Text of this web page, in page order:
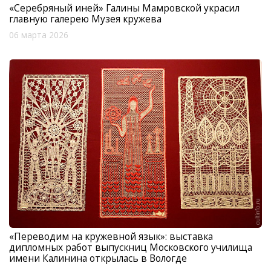
«Серебряный иней» Галины Мамровской украсил
главную галерею Музея кружева
06 марта 2026
«Переводим на кружевной язык»: выставка
дипломных работ выпускниц Московского училища
имени Калинина открылась в Вологде